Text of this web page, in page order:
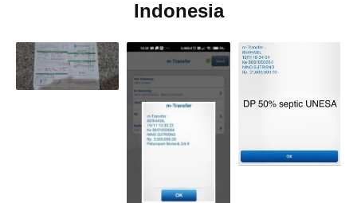
Indonesia